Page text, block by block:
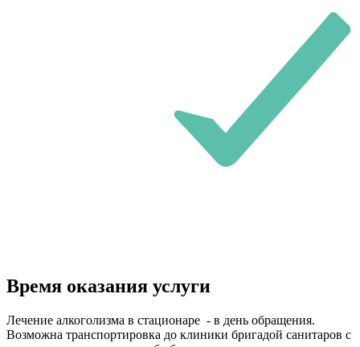
Время оказания услуги
Лечение алкоголизма в стационаре - в день обращения.
Возможна транспортировка до клиники бригадой санитаров с